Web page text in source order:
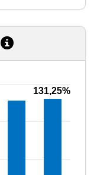
131,25%